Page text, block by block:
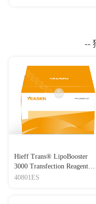
--
Hieff Trans® LipoBooster
3000 Transfection Reagent
Lipo3000转染试剂
40801ES